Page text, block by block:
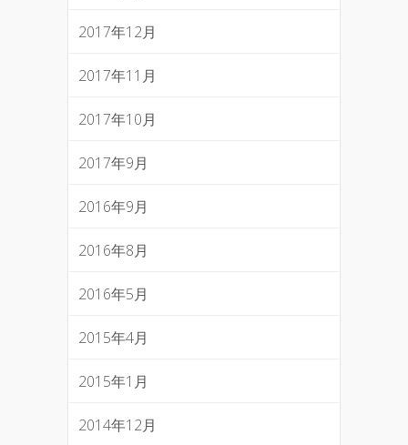
2017年12月
2017年11月
2017年10月
2017年9月
2016年9月
2016年8月
2016年5月
2015年4月
2015年1月
2014年12月